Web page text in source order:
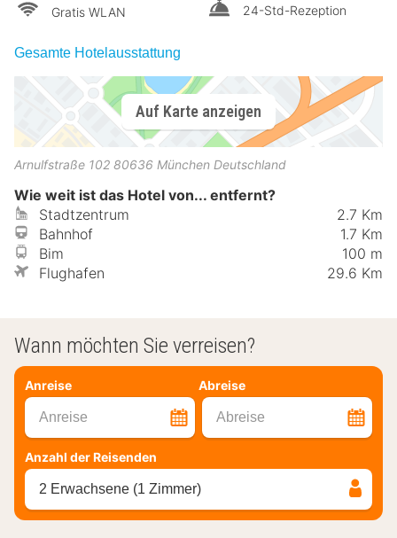
Gratis WLAN
24-Std-Rezeption
Gesamte Hotelausstattung
Auf Karte anzeigen
Arnulfstraße 102 80636 München Deutschland
Wie weit ist das Hotel von... entfernt?
Stadtzentrum
2.7 Km
Bahnhof
1.7 Km
Bim
100 m
Flughafen
29.6 Km
Wann möchten Sie verreisen?
Anreise Abreise
Anreise Abreise
Anzahl der Reisenden
2 Erwachsene (1 Zimmer)